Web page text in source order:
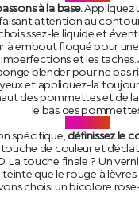
à la base.Appliquez
attention au
le liquide et
à embout floqué pour une
et les
blender pour ne pas
et appliquez-la
des pommettes et de
le bas des
spécifique, définissez le
de couleur et
La touche finale ? Un
teinte que le rouge à
choisi un bicolore